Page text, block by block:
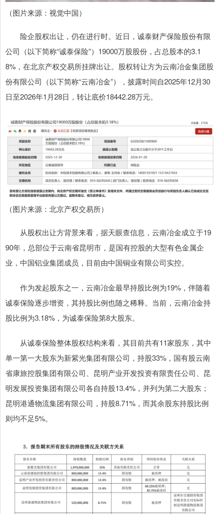
（图片来源：视觉中国）
险企股权出让，仍在进行时。近日，诚泰财产保险股份有限
公司（以下简称“诚泰保险”）19000万股股份，占总股本的3.1
8%，在北京产权交易所挂牌出让。股权转让方为云南冶金集团股
份有限公司（以下简称“云南冶金”），披露时间自2025年12月30
日至2026年1月28日，转让底价18442.28万元。
（图片来源：北京产权交易所）
从股权出让方背景来看，据天眼查信息，云南冶金成立于19
90年，总部位于云南省昆明市，是国有控股的大型有色金属企
业，中国铝业集团成员，目前由中国铜业有限公司实控。
作为发起股东之一，云南冶金最早持股比例为19%，伴随着
诚泰保险逐步增资，其持股比例也随之稀释。当前，云南冶金持
股比例为3.18%，为诚泰保险第8大股东。
从诚泰保险整体股权结构来看，其目前共有11家股东，其中
单一第一大股东为新紫光集团有限公司，持股33%，国有股云南
省康旅控股集团有限公司、昆明产业开发投资有限责任公司、昆
明发展投资集团有限公司各自持股13.4%，并列为第二大股东；
昆明港通物流集团有限公司，持股8.71%，而其余股东持股比例
则均不足5%。